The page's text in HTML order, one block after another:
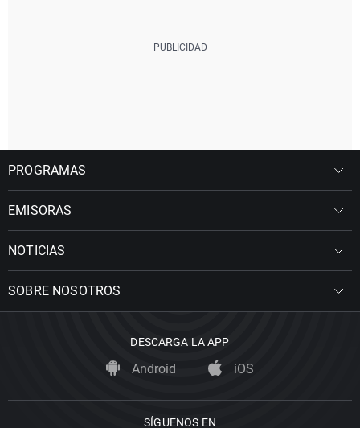
PROGRAMAS
EMISORAS
NOTICIAS
SOBRE NOSOTROS
DESCARGA LA APP
Android iOS
SÍGUENOS EN